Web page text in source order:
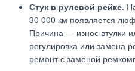
Стук в рулевой рейке.
30 000 км появляется
Причина — износ втулки
регулировка или замена
ремонт с заменой